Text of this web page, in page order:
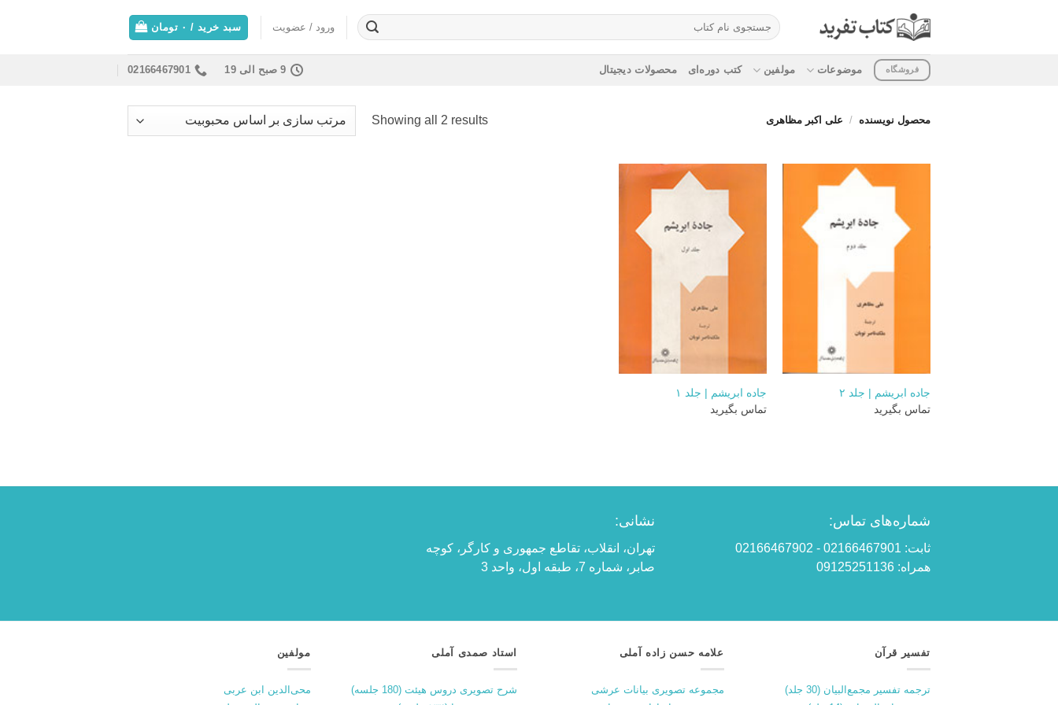
جستجو
برای:
ورود / عضویت سبد خرید / ۰ تومان
فروشگاه موضوعات مولفین کتب دوره‌ای محصولات دیجیتال 9 صبح الی 19 02166467901
محصول نویسنده / علی اکبر مظاهری Showing all 2 results
جاده ابریشم | جلد ۲
تماس بگیرید
جاده ابریشم | جلد ۱
تماس بگیرید
شماره‌های تماس:
ثابت: 02166467901 - 02166467902
همراه: 09125251136
نشانی:
تهران، انقلاب، تقاطع جمهوری و کارگر، کوچه
صابر، شماره 7، طبقه اول، واحد 3
تفسیر قرآن
ترجمه تفسیر مجمع‌البیان (30 جلد)
علامه حسن زاده آملی
مجموعه تصویری بیانات عرشی
استاد صمدی آملی
شرح تصویری دروس هیئت (180 جلسه)
مولفین
محی‌الدین ابن عربی